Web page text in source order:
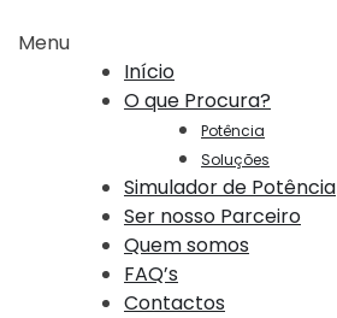
Menu
Início
O que Procura?
Potência
Soluções
Simulador de Potência
Ser nosso Parceiro
Quem somos
FAQ’s
Contactos